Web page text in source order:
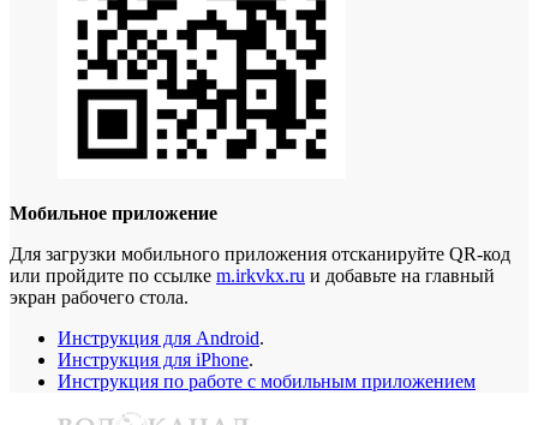
Мобильное приложение
Для загрузки мобильного приложения отсканируйте QR-код
или пройдите по ссылке m.irkvkx.ru и добавьте на главный
экран рабочего стола.
Инструкция для Android.
Инструкция для iPhone.
Инструкция по работе с мобильным приложением